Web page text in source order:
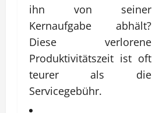
ihn von seiner
Kernaufgabe abhält?
Diese verlorene
Produktivitätszeit ist oft
teurer als die
Servicegebühr.